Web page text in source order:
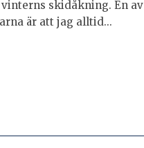
skidåkning. En av
är att jag alltid...